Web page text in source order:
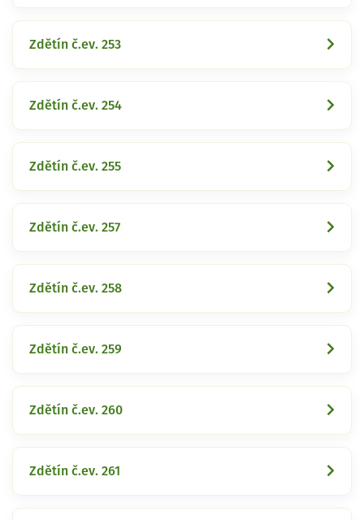
Zdětín č.ev. 253
Zdětín č.ev. 254
Zdětín č.ev. 255
Zdětín č.ev. 257
Zdětín č.ev. 258
Zdětín č.ev. 259
Zdětín č.ev. 260
Zdětín č.ev. 261